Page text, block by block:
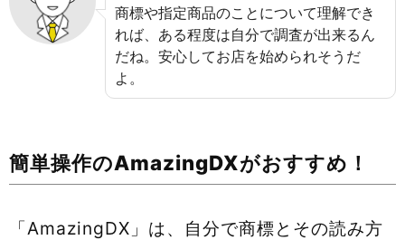
商標や指定商品のことについて理解でき
れば、ある程度は自分で調査が出来るん
だね。安心してお店を始められそうだ
よ。
簡単操作のAmazingDXがおすすめ！
「AmazingDX」は、自分で商標とその読み方